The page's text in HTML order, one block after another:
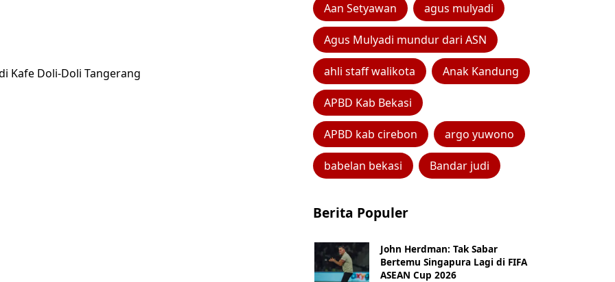
Aan Setyawan agus mulyadi
Agus Mulyadi mundur dari ASN
ahli staff walikota Anak Kandung
APBD Kab Bekasi
APBD kab cirebon argo yuwono
babelan bekasi Bandar judi
Berita Populer
John Herdman: Tak Sabar
Bertemu Singapura Lagi di FIFA
ASEAN Cup 2026